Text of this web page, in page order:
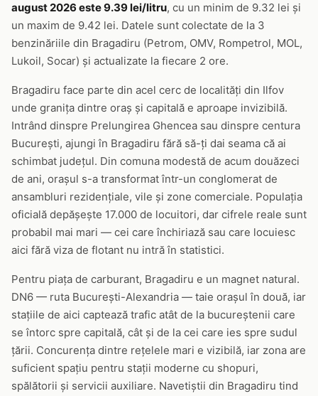
august 2026 este 9.39 lei/litru, cu un minim de 9.32 lei și
un maxim de 9.42 lei. Datele sunt colectate de la 3
benzinăriile din Bragadiru (Petrom, OMV, Rompetrol, MOL,
Lukoil, Socar) și actualizate la fiecare 2 ore.
Bragadiru face parte din acel cerc de localități din Ilfov
unde granița dintre oraș și capitală e aproape invizibilă.
Intrând dinspre Prelungirea Ghencea sau dinspre centura
București, ajungi în Bragadiru fără să-ți dai seama că ai
schimbat județul. Din comuna modestă de acum douăzeci
de ani, orașul s-a transformat într-un conglomerat de
ansambluri rezidențiale, vile și zone comerciale. Populația
oficială depășește 17.000 de locuitori, dar cifrele reale sunt
probabil mai mari — cei care închiriază sau care locuiesc
aici fără viza de flotant nu intră în statistici.
Pentru piața de carburant, Bragadiru e un magnet natural.
DN6 — ruta București-Alexandria — taie orașul în două, iar
stațiile de aici captează trafic atât de la bucureștenii care
se întorc spre capitală, cât și de la cei care ies spre sudul
țării. Concurența dintre rețelele mari e vizibilă, iar zona are
suficient spațiu pentru stații moderne cu shopuri,
spălătorii și servicii auxiliare. Navetiștii din Bragadiru tind